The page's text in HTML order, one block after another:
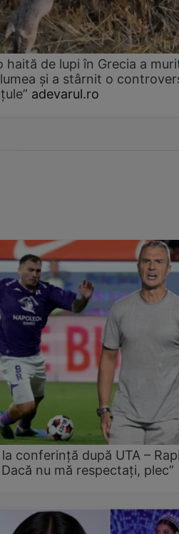
haită de lupi în Grecia a
și a stârnit o
adevarul.ro
conferință după UTA –
nu mă respectați, plec”